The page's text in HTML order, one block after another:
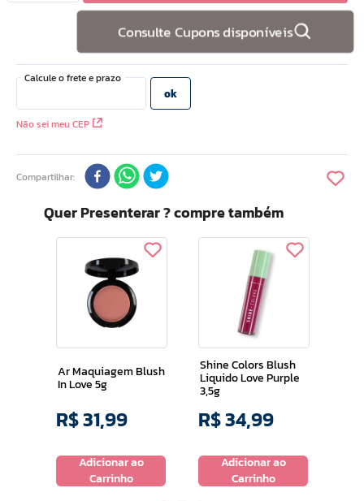
Consulte Cupons disponíveis
Não sei meu CEP
Compartilhar
Quer Presenterar ? compre também
Ar Maquiagem Blush
In Love 5g
R$31,99
Adicionar ao
Carrinho
Shine Colors Blush
Liquido Love Purple
3,5g
R$34,99
Adicionar ao
Carrinho